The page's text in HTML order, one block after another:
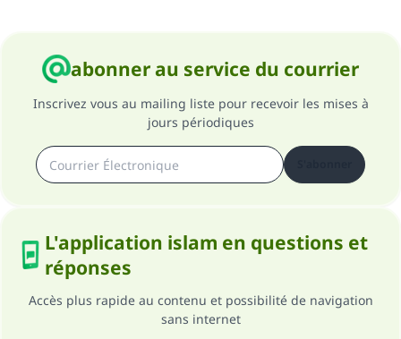
abonner au service du courrier
Inscrivez vous au mailing liste pour recevoir les mises à
jours périodiques
L'application islam en questions et
réponses
Accès plus rapide au contenu et possibilité de navigation
sans internet